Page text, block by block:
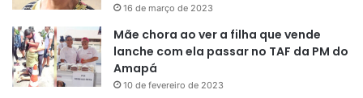
16 de março de 2023
Mãe chora ao ver a filha que vende
lanche com ela passar no TAF da PM do
Amapá
10 de fevereiro de 2023